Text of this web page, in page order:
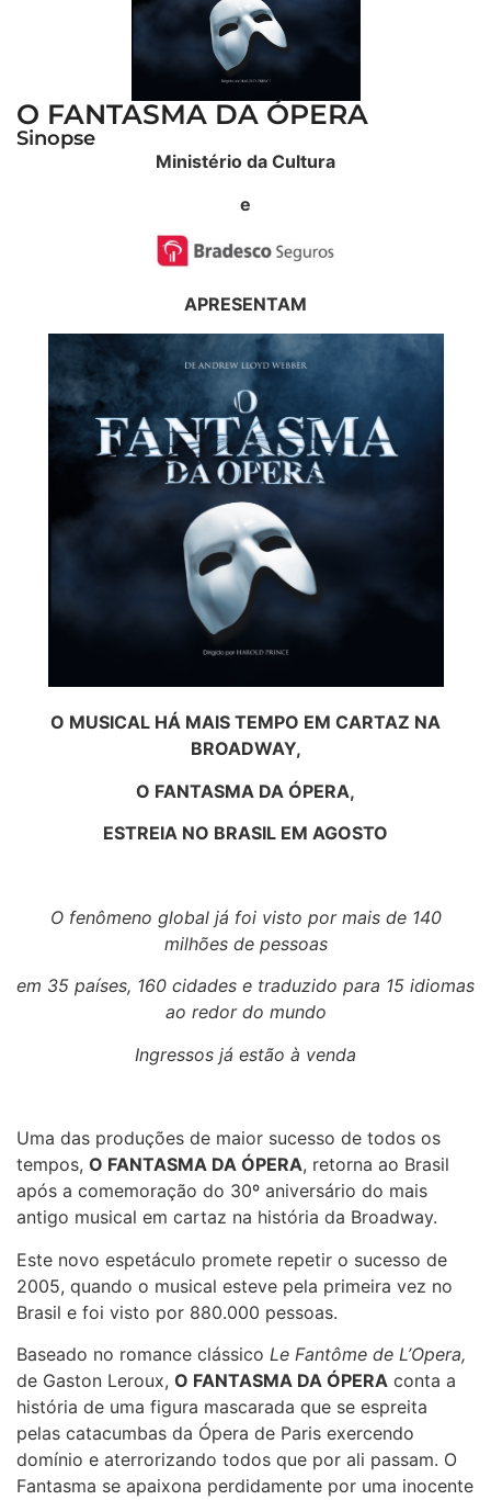
O FANTASMA DA ÓPERA
Sinopse
Ministério da Cultura
e
APRESENTAM
O MUSICAL HÁ MAIS TEMPO EM CARTAZ NA
BROADWAY,
O FANTASMA DA ÓPERA,
ESTREIA NO BRASIL EM AGOSTO
O fenômeno global já foi visto por mais de 140
milhões de pessoas
em 35 países, 160 cidades e traduzido para 15 idiomas
ao redor do mundo
Ingressos já estão à venda
Uma das produções de maior sucesso de todos os
tempos, O FANTASMA DA ÓPERA, retorna ao Brasil
após a comemoração do 30º aniversário do mais
antigo musical em cartaz na história da Broadway.
Este novo espetáculo promete repetir o sucesso de
2005, quando o musical esteve pela primeira vez no
Brasil e foi visto por 880.000 pessoas.
Baseado no romance clássico Le Fantôme de L’Opera,
de Gaston Leroux, O FANTASMA DA ÓPERA conta a
história de uma figura mascarada que se espreita
pelas catacumbas da Ópera de Paris exercendo
domínio e aterrorizando todos que por ali passam. O
Fantasma se apaixona perdidamente por uma inocente